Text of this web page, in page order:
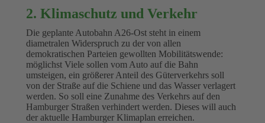
2. Klimaschutz und Verkehr
Die geplante Autobahn A26-Ost steht in einem
diametralen Widerspruch zu der von allen
demokratischen Parteien gewollten Mobilitätswende:
möglichst Viele sollen vom Auto auf die Bahn
umsteigen, ein größerer Anteil des Güterverkehrs soll
von der Straße auf die Schiene und das Wasser verlagert
werden. So soll eine Zunahme des Verkehrs auf den
Hamburger Straßen verhindert werden. Dieses will auch
der aktuelle Hamburger Klimaplan erreichen.